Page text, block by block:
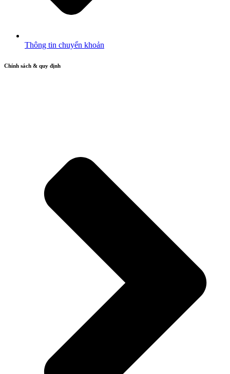
Thông tin chuyển khoản
Chính sách & quy định